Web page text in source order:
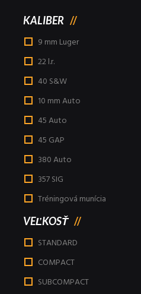
KALIBER
9 mm Luger
22 l.r.
40 S&W
10 mm Auto
45 Auto
45 GAP
380 Auto
357 SIG
Tréningová munícia
VEĽKOSŤ
STANDARD
COMPACT
SUBCOMPACT